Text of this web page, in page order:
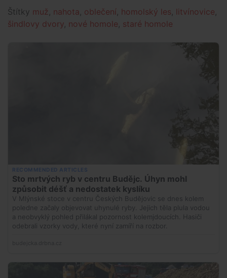
Štítky muž nahota oblečení homolský les litvínovice
šindlovy dvory nové homole staré homole